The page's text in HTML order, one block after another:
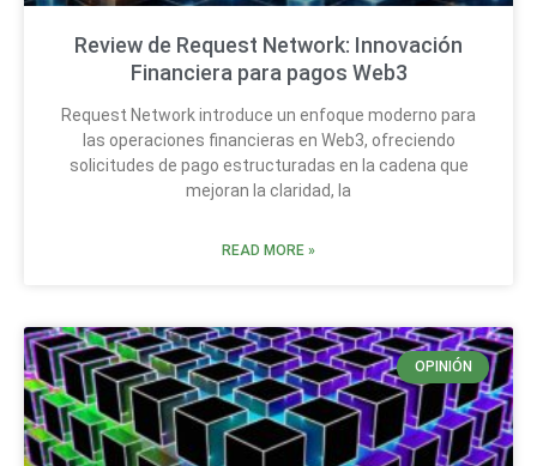
Review de Request Network: Innovación
Financiera para pagos Web3
Request Network introduce un enfoque moderno para
las operaciones financieras en Web3, ofreciendo
solicitudes de pago estructuradas en la cadena que
mejoran la claridad, la
READ MORE »
OPINIÓN